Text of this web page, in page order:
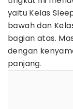
yaitu Kelas
bawah dan
bagian atas.
dengan
panjang.